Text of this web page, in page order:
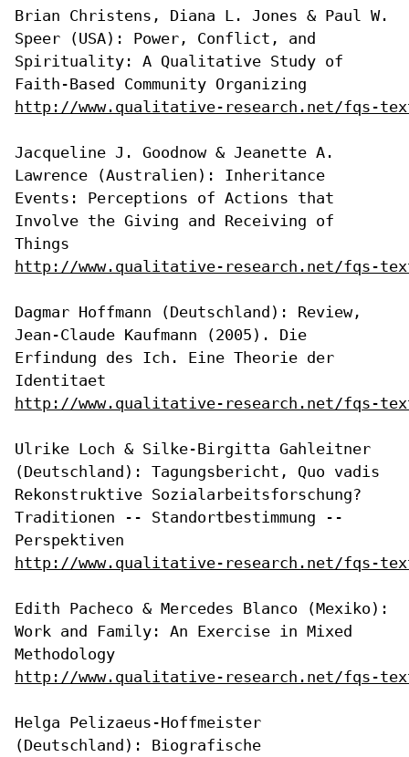
Brian Christens, Diana L. Jones & Paul W.
Speer (USA): Power, Conflict, and
Spirituality: A Qualitative Study of
Faith-Based Community Organizing
http://www.qualitative-research.net/fqs-
Jacqueline J. Goodnow & Jeanette A.
Lawrence (Australien): Inheritance
Events: Perceptions of Actions that
Involve the Giving and Receiving of
Things
http://www.qualitative-research.net/fqs-
Dagmar Hoffmann (Deutschland): Review,
Jean-Claude Kaufmann (2005). Die
Erfindung des Ich. Eine Theorie der
Identitaet
http://www.qualitative-research.net/fqs-
Ulrike Loch & Silke-Birgitta Gahleitner
(Deutschland): Tagungsbericht, Quo vadis
Rekonstruktive Sozialarbeitsforschung?
Traditionen -- Standortbestimmung --
Perspektiven
http://www.qualitative-research.net/fqs-
Edith Pacheco & Mercedes Blanco (Mexiko):
Work and Family: An Exercise in Mixed
Methodology
http://www.qualitative-research.net/fqs-
Helga Pelizaeus-Hoffmeister
(Deutschland): Biografische